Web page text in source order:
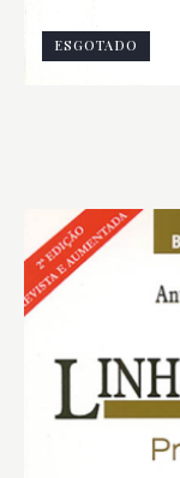
ESGOTADO